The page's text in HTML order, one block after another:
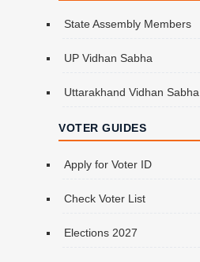
State Assembly Members
UP Vidhan Sabha
Uttarakhand Vidhan Sabha
VOTER GUIDES
Apply for Voter ID
Check Voter List
Elections 2027